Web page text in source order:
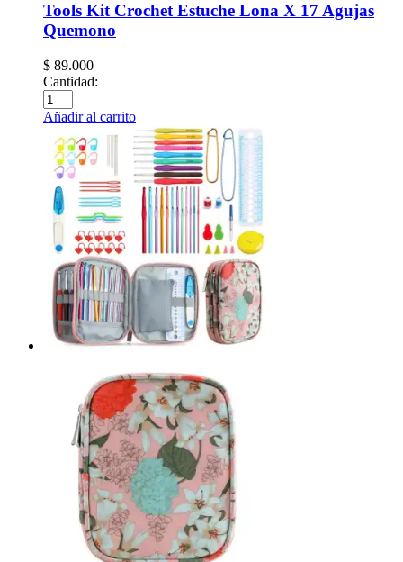
Tools Kit Crochet Estuche Lona X 17 Agujas
Quemono
$ 89.000
Cantidad:
Añadir al carrito